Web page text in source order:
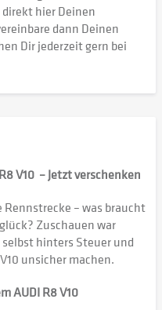
hier Deinen
dann Deinen
Dir jederzeit gern bei
V10 – Jetzt verschenken
– was braucht
Zuschauen war
hinters Steuer und
unsicher machen.
AUDI R8 V10